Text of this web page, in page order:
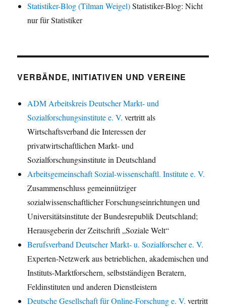
Statistiker-Blog (Tilman Weigel)Statistiker-Blog: Nicht
nur für Statistiker
VERBÄNDE, INITIATIVEN UND VEREINE
ADM Arbeitskreis Deutscher Markt- und
Sozialforschungsinstitute e. V. vertritt als
Wirtschaftsverband die Interessen der
privatwirtschaftlichen Markt- und
Sozialforschungsinstitute in Deutschland
Arbeitsgemeinschaft Sozial-wissenschaftl. Institute e. V.
Zusammenschluss gemeinnütziger
sozialwissenschaftlicher Forschungseinrichtungen und
Universitätsinstitute der Bundesrepublik Deutschland;
Herausgeberin der Zeitschrift „Soziale Welt“
Berufsverband Deutscher Markt- u. Sozialforscher e. V.
Experten-Netzwerk aus betrieblichen, akademischen und
Instituts-Marktforschern, selbstständigen Beratern,
Feldinstituten und anderen Dienstleistern
Deutsche Gesellschaft für Online-Forschung e. V. vertritt